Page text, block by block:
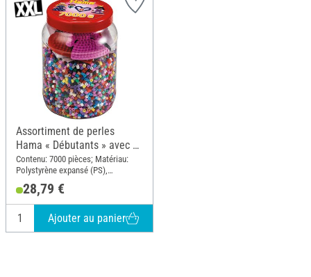
Assortiment de perles
Hama « Débutants » avec 2
plaques
Contenu: 7000 pièces; Matériau:
Polystyrène expansé (PS),
28,79 €
Ajouter au panier